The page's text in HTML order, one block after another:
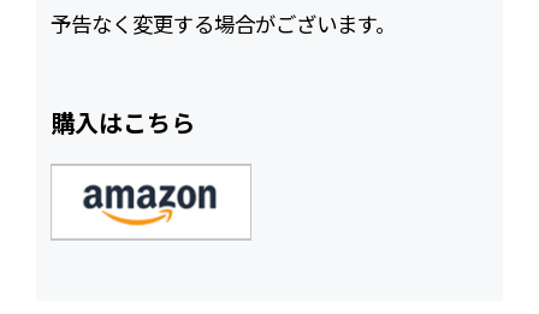
予告なく変更する場合がございます。
購入はこちら